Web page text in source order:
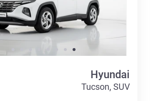
Hyundai
Tucson, SUV